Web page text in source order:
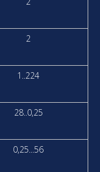
2
1..224
28..0,25
0,25...56